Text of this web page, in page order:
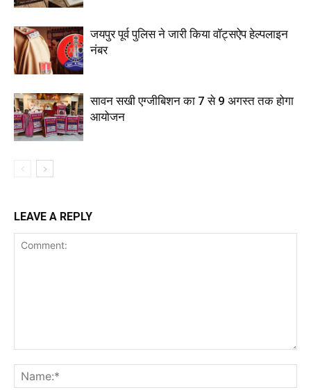
जयपुर पूर्व पुलिस ने जारी किया वॉट्सऐप हेल्पलाइन
नंबर
सावन सखी एग्जीबिशन का 7 से 9 अगस्त तक होगा
आयोजन
LEAVE A REPLY